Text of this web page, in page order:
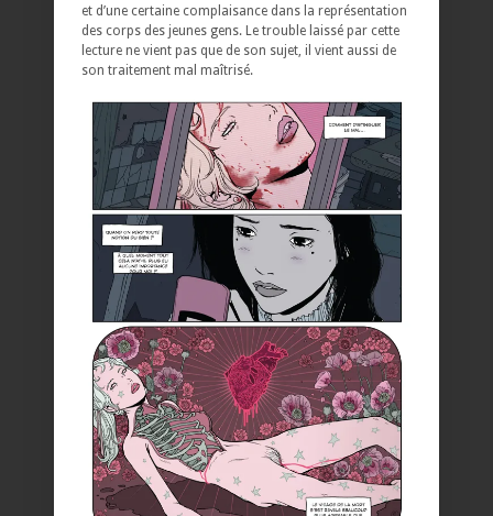
et d’une certaine complaisance dans la représentation
des corps des jeunes gens. Le trouble laissé par cette
lecture ne vient pas que de son sujet, il vient aussi de
son traitement mal maîtrisé.